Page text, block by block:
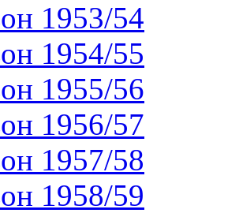
1953/54
1954/55
1955/56
1956/57
1957/58
1958/59